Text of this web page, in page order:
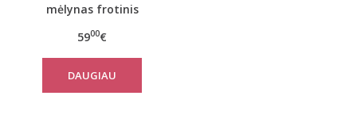
mėlynas frotinis
5900€
DAUGIAU